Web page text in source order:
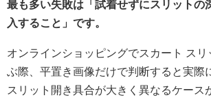
最も多い失敗は「試着せずにスリットの
入すること」です。
オンラインショッピングでスカート ス
ぶ際、平置き画像だけで判断すると実際
スリット開き具合が大きく異なるケース